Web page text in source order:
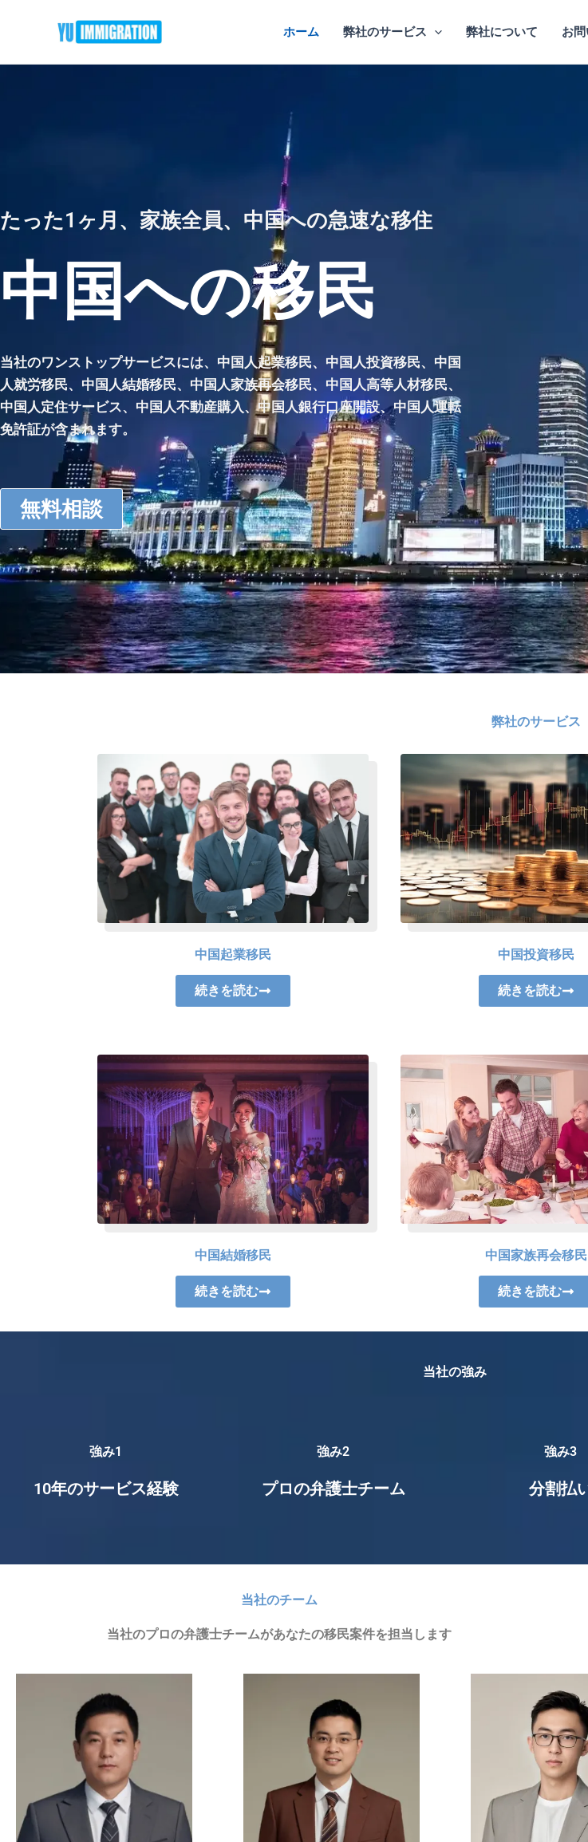
ホーム 弊社のサービス 弊社について お
たった1ヶ月、家族全員、中国への急速な移住
中国への移民
当社のワンストップサービスには、中国人起業移民、中国人投資移民、中国
人就労移民、中国人結婚移民、中国人家族再会移民、中国人高等人材移民、
中国人定住サービス、中国人不動産購入、中国人銀行口座開設、中国人運転
免許証が含まれます。
無料相談
弊社のサービス
中国起業移民
続きを読む
中国投資移民
続きを読む
中国結婚移民
続きを読む
中国家族再会移民
続きを読む
当社の強み
強み1
10年のサービス経験
強み2
プロの弁護士チーム
強み3
分割払
当社のチーム
当社のプロの弁護士チームがあなたの移民案件を担当します